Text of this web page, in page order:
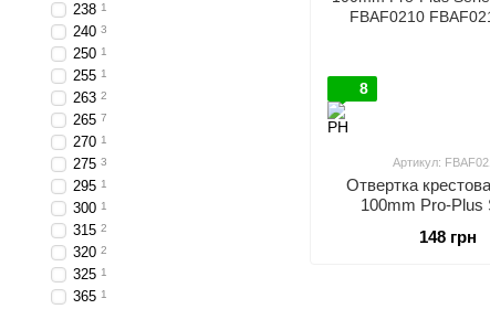
8
Артикул:
Отвертка
100mm Pro-Plus
148 грн
238 1
240 3
250 1
255 1
263 2
265 7
270 1
275 3
295 1
300 1
315 2
320 2
325 1
365 1